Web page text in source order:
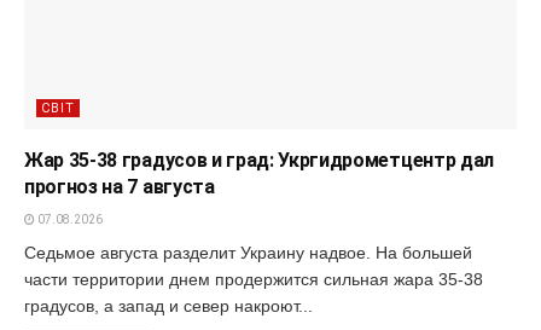
СВІТ
Жар 35-38 градусов и град: Укргидрометцентр дал
прогноз на 7 августа
07.08.2026
Седьмое августа разделит Украину надвое. На большей
части территории днем продержится сильная жара 35-38
градусов, а запад и север накроют...